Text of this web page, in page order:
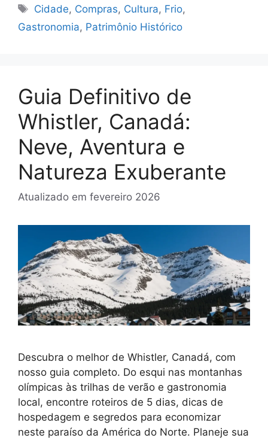
Tags
Cidade, Compras, Cultura, Frio,
Gastronomia, Patrimônio Histórico
Guia Definitivo de
Whistler, Canadá:
Neve, Aventura e
Natureza Exuberante
Atualizado em fevereiro 2026
Descubra o melhor de Whistler, Canadá, com
nosso guia completo. Do esqui nas montanhas
olímpicas às trilhas de verão e gastronomia
local, encontre roteiros de 5 dias, dicas de
hospedagem e segredos para economizar
neste paraíso da América do Norte. Planeje sua